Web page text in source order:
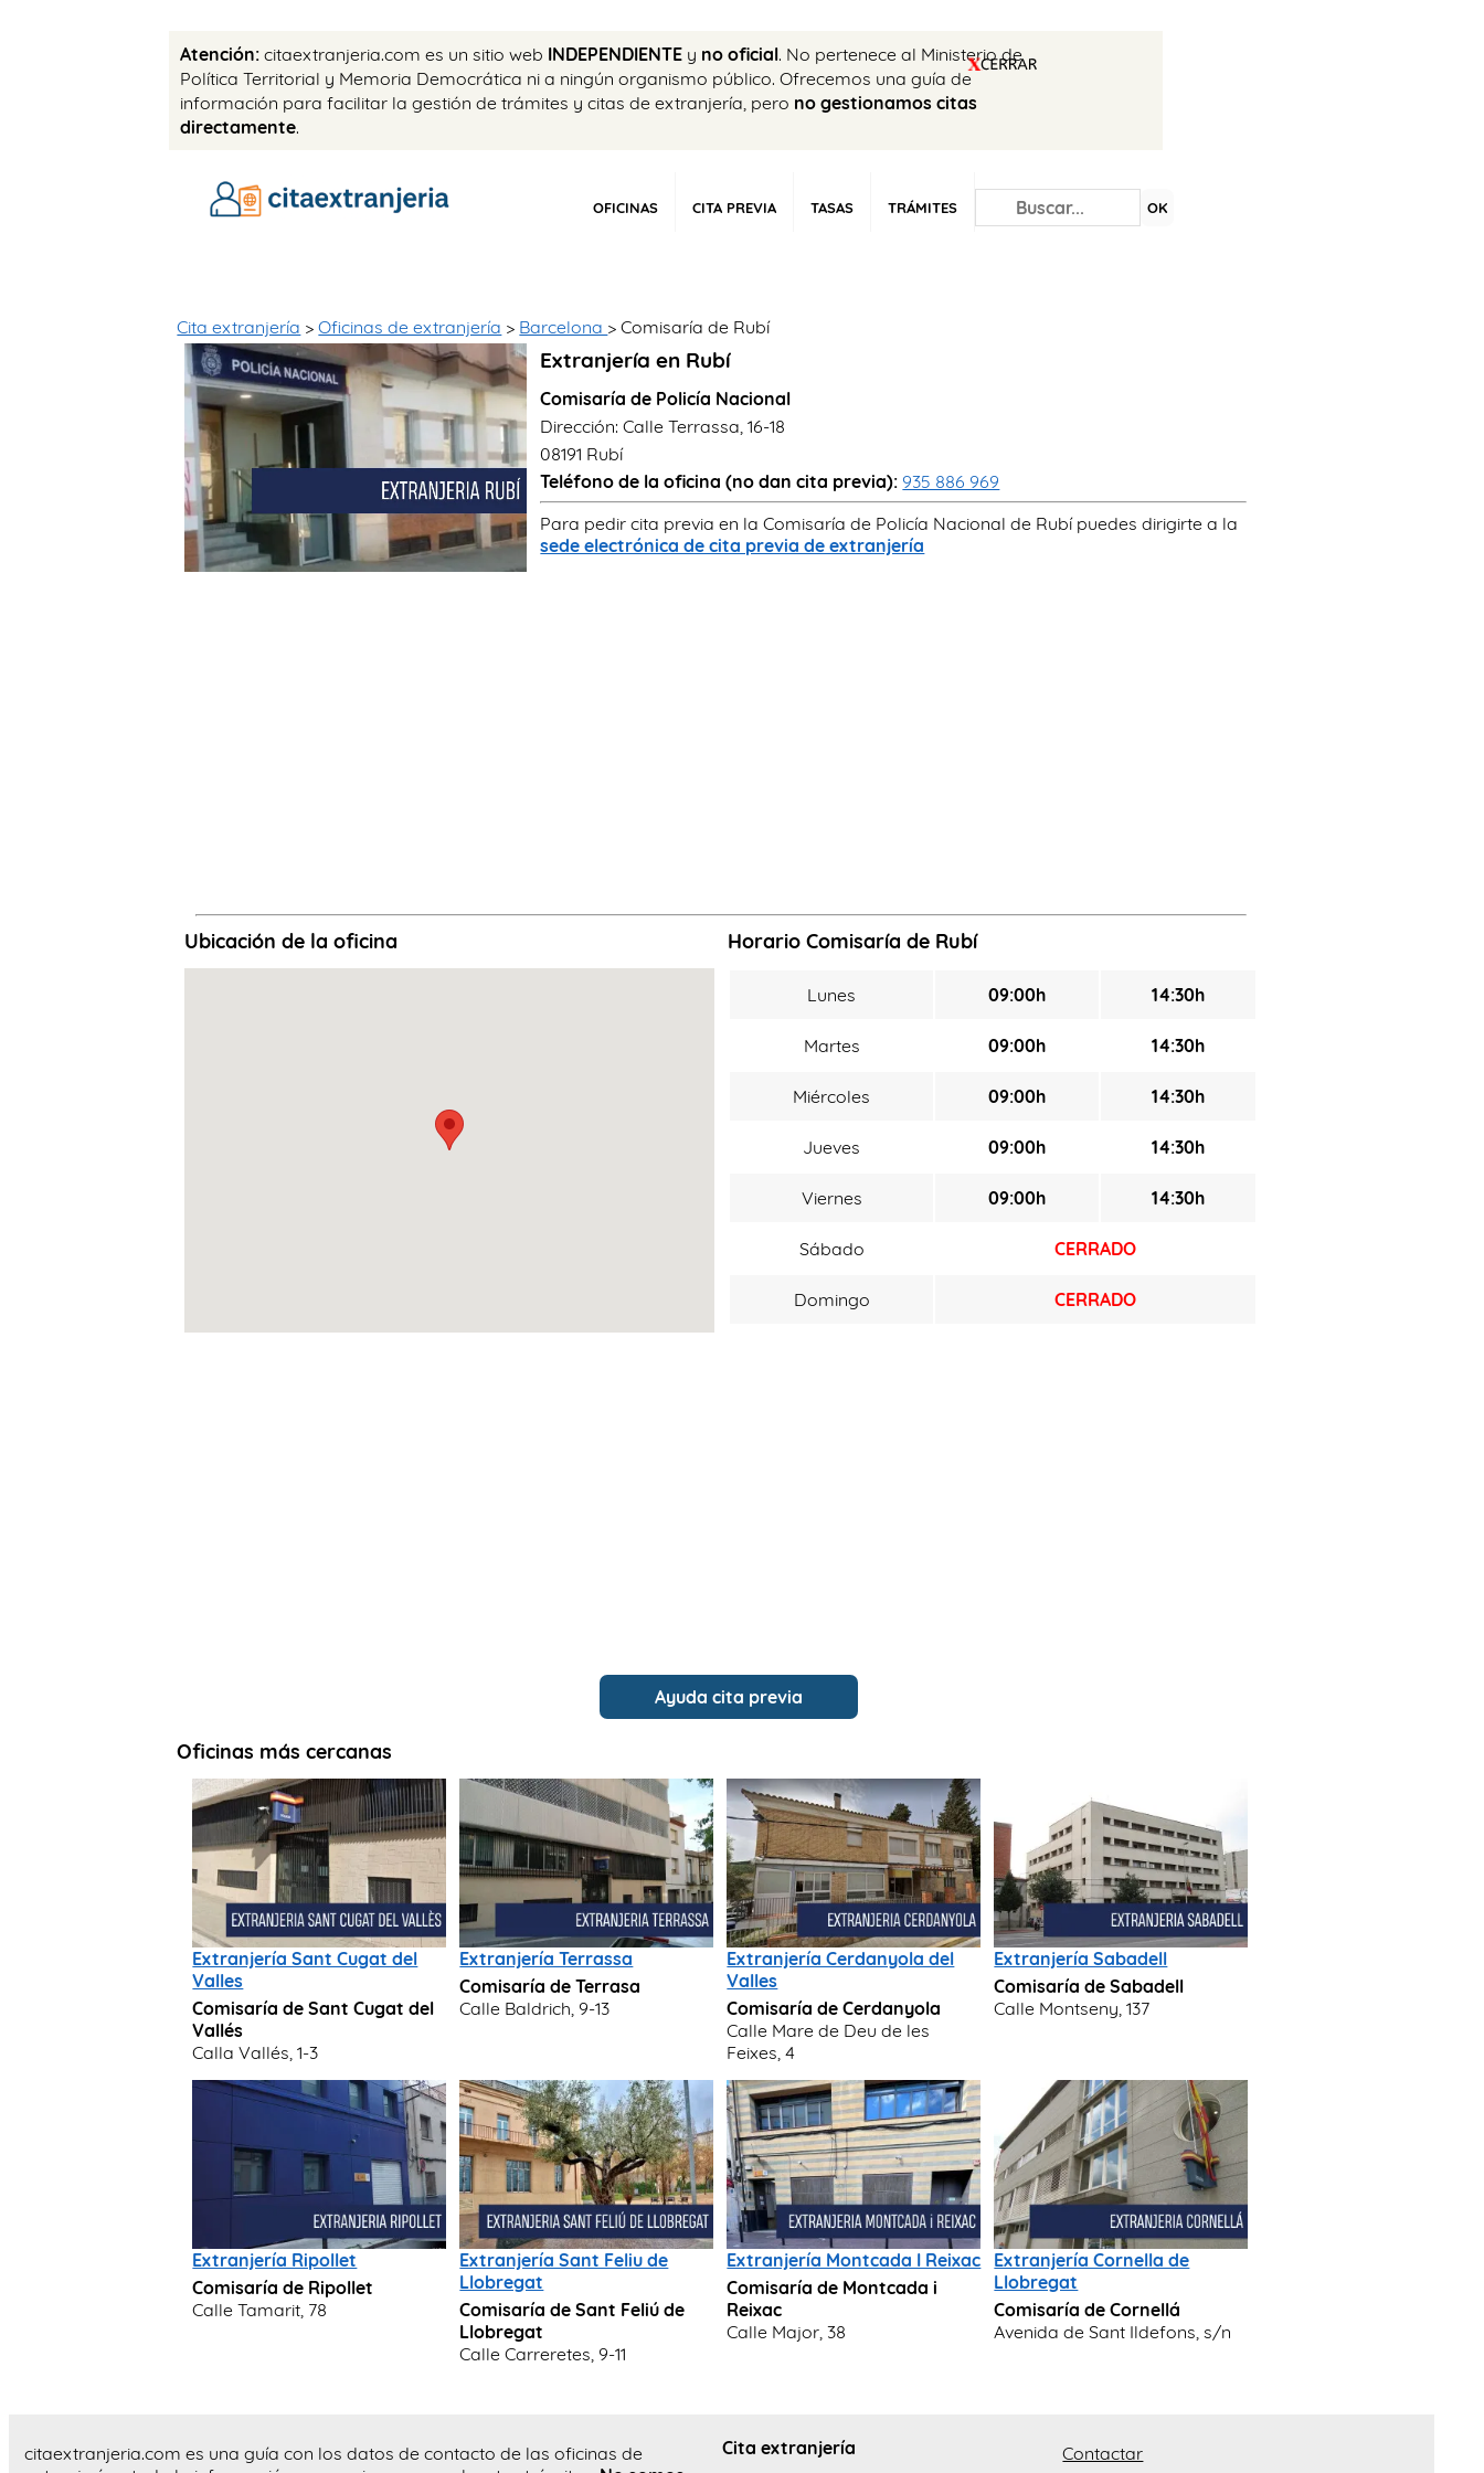
Atención: citaextranjeria.com es un sitio web INDEPENDIENTE y no oficial. No pertenece al Ministerio de
Política Territorial y Memoria Democrática ni a ningún organismo público. Ofrecemos una guía de
información para facilitar la gestión de trámites y citas de extranjería, pero no gestionamos citas
directamente.
OFICINAS CITA PREVIA TASAS TRÁMITES OK
Cita extranjería >Oficinas de extranjería > Barcelona > Comisaría de Rubí
Extranjería en Rubí
Comisaría de Policía Nacional
Dirección: Calle Terrassa, 16-18
08191 Rubí
Teléfono de la oficina (no dan cita previa): 935 886 969
Para pedir cita previa en la Comisaría de Policía Nacional de Rubí puedes dirigirte a la
sede electrónica de cita previa de extranjería
Ubicación de la oficina Horario Comisaría de Rubí
Lunes 09:00h 14:30h
Martes 09:00h 14:30h
Miércoles 09:00h 14:30h
Jueves 09:00h 14:30h
Viernes 09:00h 14:30h
Sábado CERRADO
Domingo CERRADO
Ayuda cita previa
Oficinas más cercanas
Extranjería Sant Cugat del
Valles
Comisaría de Sant Cugat del
Vallés
Calla Vallés, 1-3
Extranjería Terrassa
Comisaría de Terrasa
Calle Baldrich, 9-13
Extranjería Cerdanyola del
Valles
Comisaría de Cerdanyola
Calle Mare de Deu de les
Feixes, 4
Extranjería Sabadell
Comisaría de Sabadell
Calle Montseny, 137
Extranjería Ripollet
Comisaría de Ripollet
Calle Tamarit, 78
Extranjería Sant Feliu de
Llobregat
Comisaría de Sant Feliú de
Llobregat
Calle Carreretes, 9-11
Extranjería Montcada I Reixac
Comisaría de Montcada i
Reixac
Calle Major, 38
Extranjería Cornella de
Llobregat
Comisaría de Cornellá
Avenida de Sant Ildefons, s/n
citaextranjeria.com es una guía con los datos de contacto de las oficinas de
Cita extranjería
Contactar